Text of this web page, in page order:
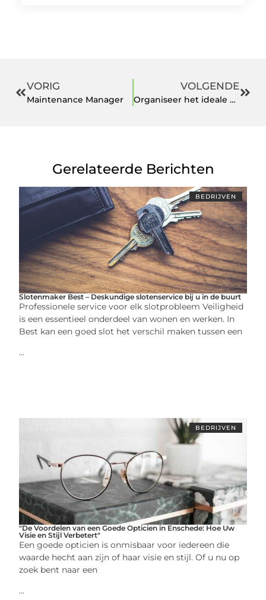
VORIG
Maintenance Manager
VOLGENDE
Organiseer het ideale kinderfeestje bij u thuis
Gerelateerde Berichten
BEDRIJVEN
Slotenmaker Best – Deskundige slotenservice bij u in de buurt
Professionele service voor elk slotprobleem Veiligheid
is een essentieel onderdeel van wonen en werken. In
Best kan een goed slot het verschil maken tussen een
...
BEDRIJVEN
"De Voordelen van een Goede Opticien in Enschede: Hoe Uw
Visie en Stijl Verbetert"
Een goede opticien is onmisbaar voor iedereen die
waarde hecht aan zijn of haar visie en stijl. Of u nu op
zoek bent naar een
...